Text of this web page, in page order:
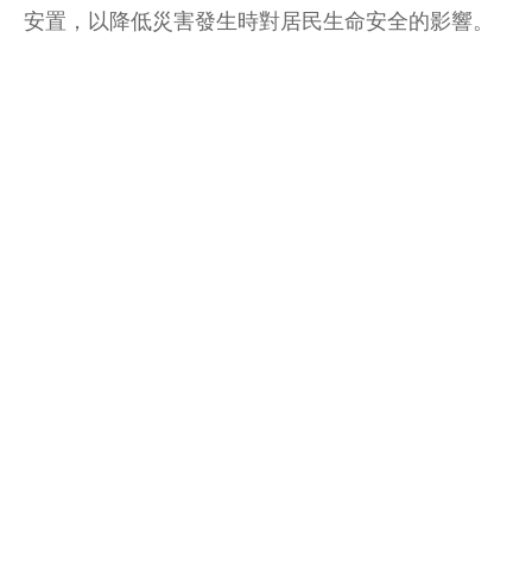
安置，以降低災害發生時對居民生命安全的影響。